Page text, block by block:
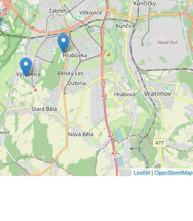
Leaflet| OpenStreetMap